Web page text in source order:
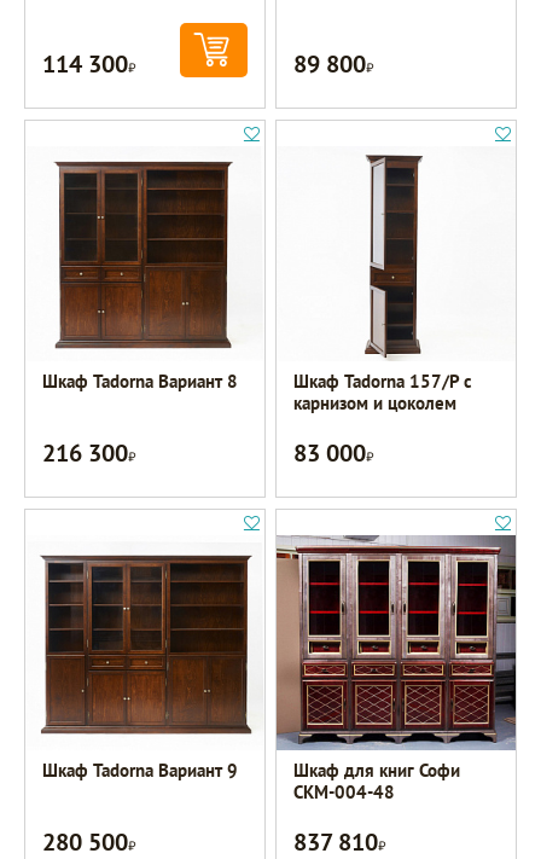
114 300Р 89 800Р
Шкаф Tadorna Вариант 8
216 300Р
Шкаф Tadorna 157/Р с
карнизом и цоколем
83 000Р
Шкаф Tadorna Вариант 9
280 500Р
Шкаф для книг Софи
СКМ-004-48
837 810Р